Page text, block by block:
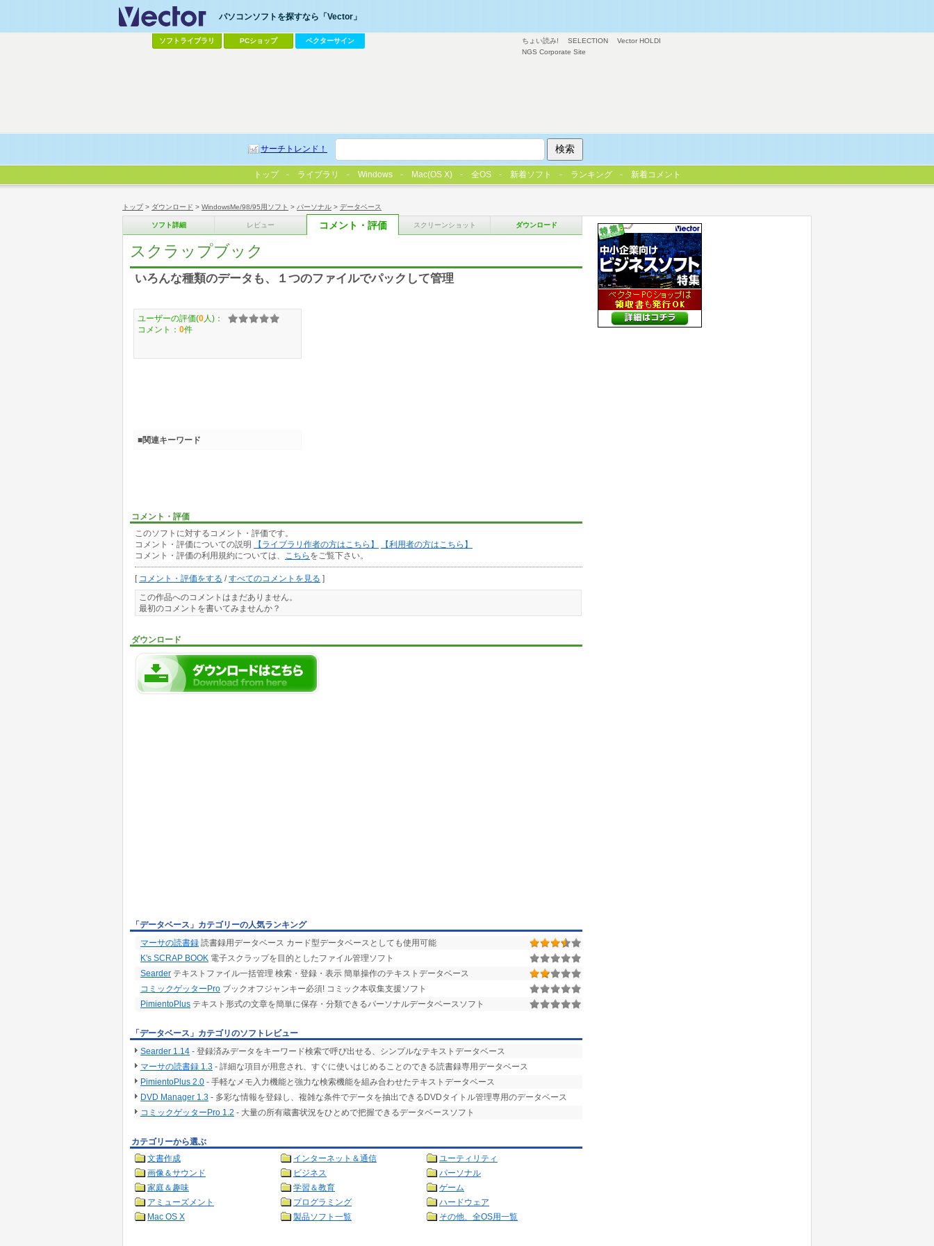
トップ> ダウンロード > WindowsMe/98/95用ソフト > パーソナル > データベース
ソフト詳細 レビュー コメント・評価 スクリーンショット ダウンロード
スクラップブック
いろんな種類のデータも、１つのファイルでパックして管理
コメント・評価
このソフトに対するコメント・評価です。
コメント・評価についての説明
【ライブラリ作者の方はこちら】
【利用者の方はこちら】
コメント・評価の利用規約については、
こちら をご覧下さい。
[ コメント・評価をする /すべてのコメントを見る ]
この作品へのコメントはまだありません。
最初のコメントを書いてみませんか？
ダウンロード
ユーザーの評価(0 人)：
コメント： 0件
■関連キーワード
「データベース」カテゴリーの人気ランキング
マーサの読書録 読書録用データベース カード型データベースとしても使用可能
K's SCRAP BOOK 電子スクラップを目的としたファイル管理ソフト
Searder テキストファイル一括管理 検索・登録・表示 簡単操作のテキストデータベース
コミックゲッターPro ブックオフジャンキー必須! コミック本収集支援ソフト
PimientoPlus テキスト形式の文章を簡単に保存・分類できるパーソナルデータベースソフト
「データベース」カテゴリのソフトレビュー
Searder 1.14 - 登録済みデータをキーワード検索で呼び出せる、シンプルなテキストデータベース
マーサの読書録 1.3 - 詳細な項目が用意され、すぐに使いはじめることのできる読書録専用データベース
PimientoPlus 2.0 - 手軽なメモ入力機能と強力な検索機能を組み合わせたテキストデータベース
DVD Manager 1.3 - 多彩な情報を登録し、複雑な条件でデータを抽出できるDVDタイトル管理専用のデータベース
コミックゲッターPro 1.2 - 大量の所有蔵書状況をひとめで把握できるデータベースソフト
カテゴリーから選ぶ
文書作成
インターネット＆通信
ユーティリティ
画像＆サウンド
ビジネス
パーソナル
家庭＆趣味
学習＆教育
ゲーム
アミューズメント
プログラミング
ハードウェア
Mac OS X
製品ソフト一覧 その他、全OS用一覧
ちょい読み! SELECTION
Vector HOLDI
NGS Corporate Site
パソコンソフトを探すなら「Vector」
ソフトライブラリ PCショップ ベクターサイン
サーチトレンド！
トップ ライブラリ Windows Mac(OS X) 全OS 新着ソフト ランキング 新着コメント